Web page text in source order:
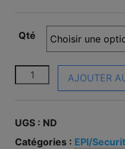
Qté
quantité de Gants de
AJOUTER
UGS : ND
Catégories : EPI/